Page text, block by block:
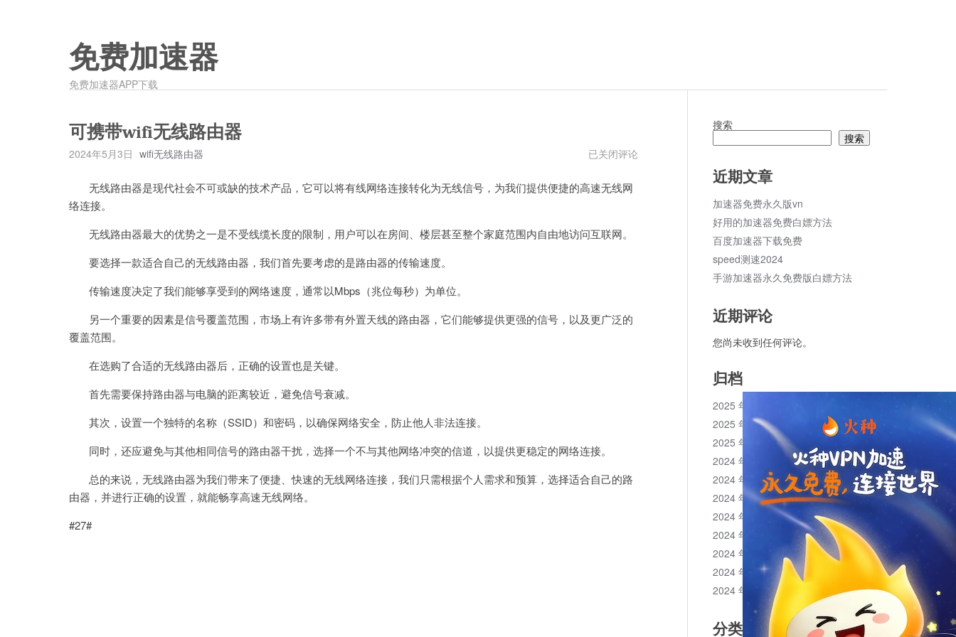
免费加速器
免费加速器APP下载
可携带wifi无线路由器
2024年5月3日 wifi无线路由器
可
wifi
由
器
已关闭评论
无线路由器是现代社会不可或缺的技术产品，它可以将有线网络连接转化为无线信号，为我们提供便捷的高速无线网
络连接。
无线路由器最大的优势之一是不受线缆长度的限制，用户可以在房间、楼层甚至整个家庭范围内自由地访问互联网。
要选择一款适合自己的无线路由器，我们首先要考虑的是路由器的传输速度。
传输速度决定了我们能够享受到的网络速度，通常以Mbps（兆位每秒）为单位。
另一个重要的因素是信号覆盖范围，市场上有许多带有外置天线的路由器，它们能够提供更强的信号，以及更广泛的
覆盖范围。
在选购了合适的无线路由器后，正确的设置也是关键。
首先需要保持路由器与电脑的距离较近，避免信号衰减。
其次，设置一个独特的名称（SSID）和密码，以确保网络安全，防止他人非法连接。
同时，还应避免与其他相同信号的路由器干扰，选择一个不与其他网络冲突的信道，以提供更稳定的网络连接。
总的来说，无线路由器为我们带来了便捷、快速的无线网络连接，我们只需根据个人需求和预算，选择适合自己的路
由器，并进行正确的设置，就能畅享高速无线网络。
#27#
搜索
搜索
近期文章
加速器免费永久版vn
好用的加速器免费白嫖方法
百度加速器下载免费
speed测速2024
手游加速器永久免费版白嫖方法
近期评论
您尚未收到任何评论。
归档
2025 年 11 月
2025 年 10 月
2025 年 1 月
2024 年 12 月
2024 年 11 月
2024 年 10 月
2024 年 9 月
2024 年 8 月
2024 年 7 月
2024 年 6 月
2024 年 5 月
分类目录